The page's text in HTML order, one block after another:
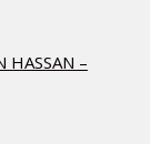
HASSAN –